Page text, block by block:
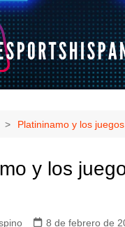
Platininamo y los
y los
8 de febrero de